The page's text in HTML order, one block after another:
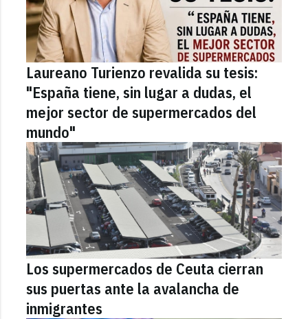
Laureano Turienzo revalida su tesis:
"España tiene, sin lugar a dudas, el
mejor sector de supermercados del
mundo"
Los supermercados de Ceuta cierran
sus puertas ante la avalancha de
inmigrantes